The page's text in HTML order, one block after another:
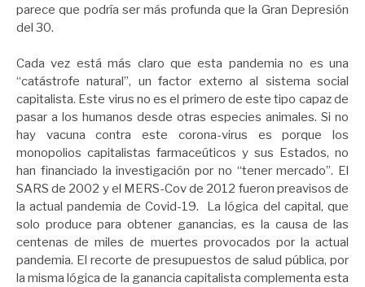
parece que podría ser más profunda que la Gran Depresión
del 30.
Cada vez está más claro que esta pandemia no es una
“catástrofe natural”, un factor externo al sistema social
capitalista. Este virus no es el primero de este tipo capaz de
pasar a los humanos desde otras especies animales. Si no
hay vacuna contra este corona-virus es porque los
monopolios capitalistas farmaceúticos y sus Estados, no
han financiado la investigación por no “tener mercado”. El
SARS de 2002 y el MERS-Cov de 2012 fueron preavisos de
la actual pandemia de Covid-19. La lógica del capital, que
solo produce para obtener ganancias, es la causa de las
centenas de miles de muertes provocados por la actual
pandemia. El recorte de presupuestos de salud pública, por
la misma lógica de la ganancia capitalista complementa esta